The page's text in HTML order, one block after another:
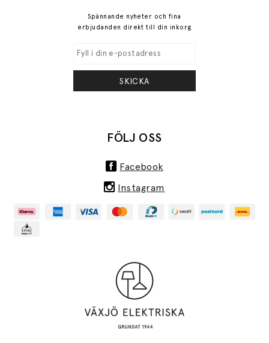
Spännande nyheter och fina
erbjudanden direkt till din inkorg
SKICKA
FÖLJ OSS
Facebook
Instagram